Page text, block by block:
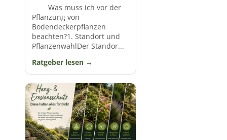
Was muss ich vor der
Pflanzung von
Bodendeckerpflanzen
beachten?1. Standort und
PflanzenwahlDer Standor...
Ratgeber lesen